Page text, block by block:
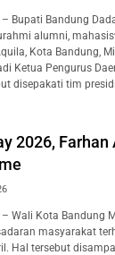
Bupati Bandung
alumni,
Kota Bandung,
Ketua Pengurus
disepakati tim
2026, Farhan
– Wali Kota Bandung
masyarakat
Hal tersebut